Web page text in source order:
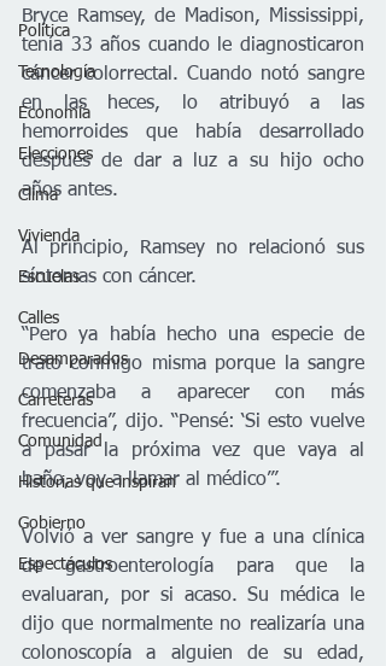
Política
Tecnología
Economía
Elecciones
Clima
Vivienda
Escuelas
Calles
Desamparados
Carreteras
Comunidad
Historias que inspiran
Gobierno
Espectáculos
Bryce Ramsey, de Madison, Mississippi,
tenía 33 años cuando le diagnosticaron
cáncer colorrectal. Cuando notó sangre
en las heces, lo atribuyó a las
hemorroides que había desarrollado
después de dar a luz a su hijo ocho
años antes.
Al principio, Ramsey no relacionó sus
síntomas con cáncer.
“Pero ya había hecho una especie de
trato conmigo misma porque la sangre
comenzaba a aparecer con más
frecuencia”, dijo. “Pensé: ‘Si esto vuelve
a pasar la próxima vez que vaya al
baño, voy a llamar al médico’”.
Volvió a ver sangre y fue a una clínica
de gastroenterología para que la
evaluaran, por si acaso. Su médica le
dijo que normalmente no realizaría una
colonoscopía a alguien de su edad,